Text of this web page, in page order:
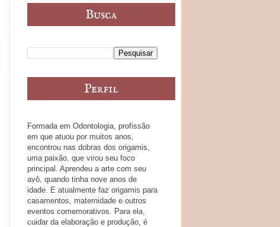
Formada em Odontologia, profissão
em que atuou por muitos anos,
encontrou nas dobras dos origamis,
uma paixão, que virou seu foco
principal. Aprendeu a arte com seu
avô, quando tinha nove anos de
idade. E atualmente faz origamis para
casamentos, maternidade e outros
eventos comemorativos. Para ela,
cuidar da elaboração e produção, é